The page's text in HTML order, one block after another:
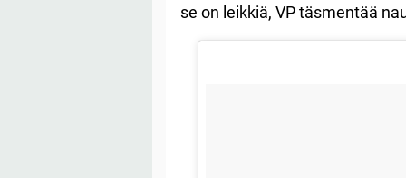
se on leikkiä, VP täsmentää